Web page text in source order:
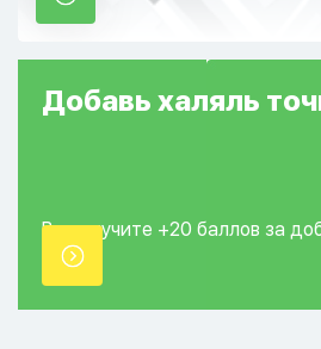
Добавь халяль
Вы получите +20 баллов за
точки.